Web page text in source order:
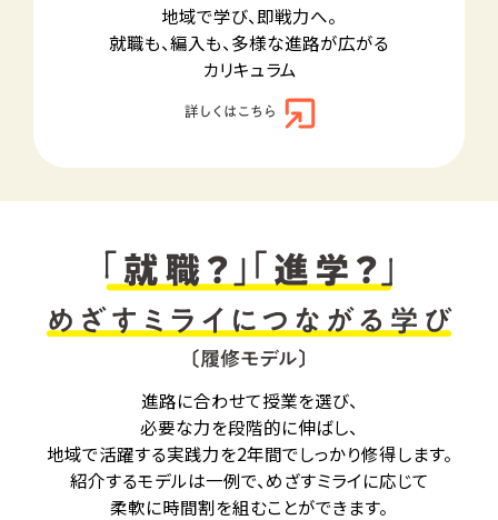
地域で学び、即戦力へ。
就職も、編入も、多様な進路が広がる
カリキュラム
進路に合わせて授業を選び、
必要な力を段階的に伸ばし、
地域で活躍する実践力を2年間でしっかり修得します。
紹介するモデルは一例で、めざすミライに応じて
柔軟に時間割を組むことができます。